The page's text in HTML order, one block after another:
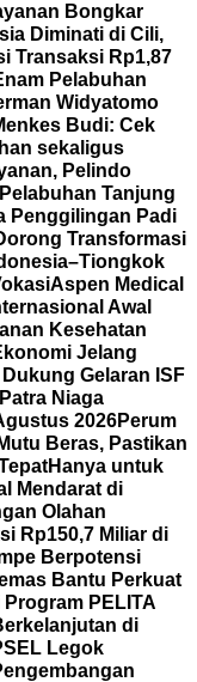
Bongkar
Diminati di Cili,
Transaksi Rp1,87
Pelabuhan
Widyatomo
Budi: Cek
sekaligus
Pelindo
Tanjung
Penggilingan Padi
Transformasi
Aspen Medical
Awal
Kesehatan
Jelang
Gelaran ISF
Niaga
2026Perum
Beras, Pastikan
Hanya untuk
Mendarat di
Olahan
Rp150,7 Miliar di
Berpotensi
Bantu Perkuat
PELITA
di
Legok